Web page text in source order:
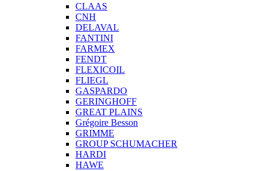
CLAAS
CNH
DELAVAL
FANTINI
FARMEX
FENDT
FLEXICOIL
FLIEGL
GASPARDO
GERINGHOFF
GREAT PLAINS
Grégoire Besson
GRIMME
GROUP SCHUMACHER
HARDI
HAWE